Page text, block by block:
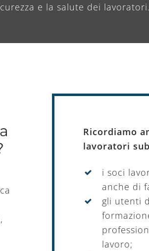
e la salute dei lavoratori.
Ricordiamo
lavoratori
i soci
anche di
gli utenti
lavoro;